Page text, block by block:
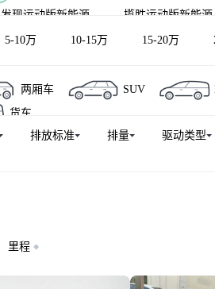
发现运动版新能源 揽胜运动版新能源
揽胜极光新能源 发现（平行进口
5-10万 10-15万 15-20万
两厢车 SUV
货车
排放标准 排量 驱动类型
里程